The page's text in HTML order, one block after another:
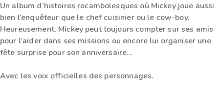
Un album d’histoires rocambolesques où Mickey joue aussi
bien l’enquêteur que le chef cuisinier ou le cow-boy.
Heureusement, Mickey peut toujours compter sur ses amis
pour l’aider dans ses missions ou encore lui organiser une
fête surprise pour son anniversaire…
Avec les voix officielles des personnages.